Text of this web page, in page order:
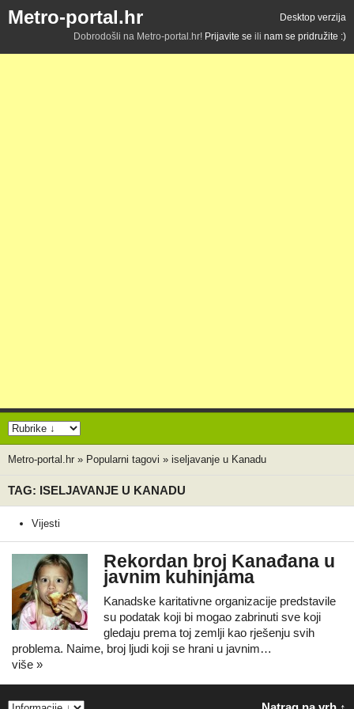
Metro-portal.hr
Desktop verzija
Dobrodošli na Metro-portal.hr! Prijavite se ili nam se pridružite :)
Metro-portal.hr » Popularni tagovi » iseljavanje u Kanadu
TAG: ISELJAVANJE U KANADU
Vijesti
Rekordan broj Kanađana u
javnim kuhinjama
Kanadske karitativne organizacije predstavile
su podatak koji bi mogao zabrinuti sve koji
gledaju prema toj zemlji kao rješenju svih
problema. Naime, broj ljudi koji se hrani u javnim…
više »